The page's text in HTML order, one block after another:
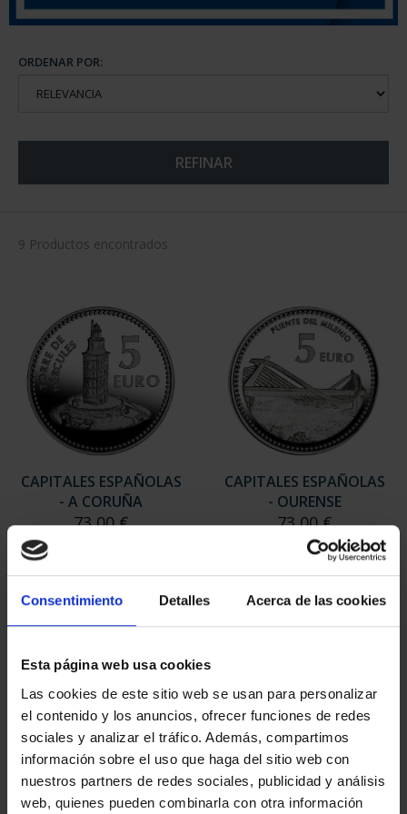
Consentimiento Detalles Acerca de las cookies
Esta página web usa cookies
Las cookies de este sitio web se usan para personalizar
el contenido y los anuncios, ofrecer funciones de redes
sociales y analizar el tráfico. Además, compartimos
información sobre el uso que haga del sitio web con
nuestros partners de redes sociales, publicidad y análisis
web, quienes pueden combinarla con otra información
ORDENAR POR:
REFINAR
9 Productos encontrados
CAPITALES ESPAÑOLAS
- A CORUÑA
73,00 €
CAPITALES ESPAÑOLAS
- OURENSE
73,00 €
CAPITALES ESPAÑOLAS
SUSCRIPCIÓN